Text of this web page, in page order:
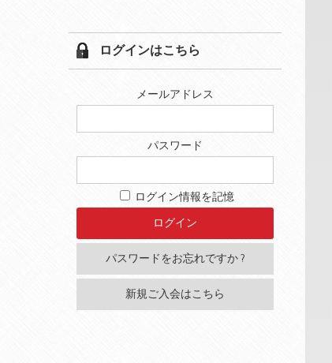
ログインはこちら
メールアドレス
パスワード
ログイン情報を記憶
パスワードをお忘れですか ?
新規ご入会はこちら